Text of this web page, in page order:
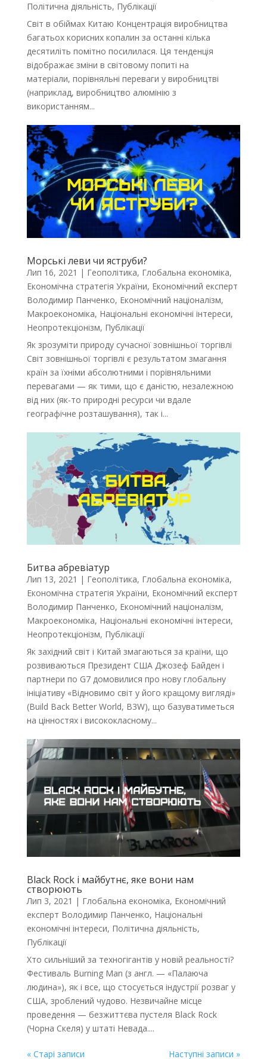
Політична діяльність, Публікації
Світ в обіймах Китаю Концентрація виробництва
багатьох корисних копалин за останні кілька
десятиліть помітно посилилася. Ця тенденція
відображає зміни в світовому попиті на
матеріали, порівняльні переваги у виробництві
(наприклад, виробництво алюмінію з
використанням...
Морські леви чи яструби?
Лип 16, 2021 | Геополітика, Глобальна економіка,
Економічна стратегія України, Економічний експерт
Володимир Панченко, Економічний націоналізм,
Макроекономіка, Національні економічні інтереси,
Неопротекціонізм, Публікації
Як зрозуміти природу сучасної зовнішньої торгівлі
Світ зовнішньої торгівлі є результатом змагання
країн за їхніми абсолютними і порівняльними
перевагами — як тими, що є даністю, незалежною
від них (як-то природні ресурси чи вдале
географічне розташування), так і...
Битва абревіатур
Лип 13, 2021 | Геополітика, Глобальна економіка,
Економічна стратегія України, Економічний експерт
Володимир Панченко, Економічний націоналізм,
Макроекономіка, Національні економічні інтереси,
Неопротекціонізм, Публікації
Як західний світ і Китай змагаються за країни, що
розвиваються Президент США Джозеф Байден і
партнери по G7 домовилися про нову глобальну
ініціативу «Відновимо світ у його кращому вигляді»
(Build Back Better World, B3W), що базуватиметься
на цінностях і висококласному...
Black Rock і майбутнє, яке вони нам
створюють
Лип 3, 2021 | Глобальна економіка, Економічний
експерт Володимир Панченко, Національні
економічні інтереси, Політична діяльність,
Публікації
Хто сильніший за техногігантів у новій реальності?
Фестиваль Burning Man (з англ. — «Палаюча
людина»), як і все, що стосується індустрії розваг у
США, зроблений чудово. Незвичайне місце
проведення — безжиттєва пустеля Black Rock
(Чорна Скеля) у штаті Невада....
« Старі записи Наступні записи »